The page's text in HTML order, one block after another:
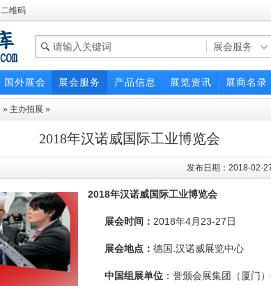
二维码
国外展会 展会服务 产品信息 展览资讯 展商名录
» 主办招展 »
2018年汉诺威国际工业博览会
发布日期：2018-02-
2018年汉诺威国际工业博览会
展会时间： 2018年4月23-27日
展会地点： 德国.汉诺威展览中心
中国组展单位 ：誉颁会展集团（厦门